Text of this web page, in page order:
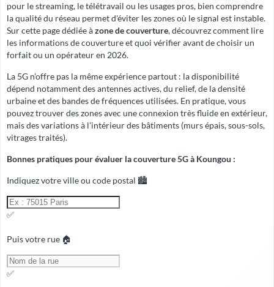
pour le streaming, le télétravail ou les usages pros, bien comprendre
la qualité du réseau permet d'éviter les zones où le signal est instable.
Sur cette page dédiée àzone de couverture, découvrez comment lire
les informations de couverture et quoi vérifier avant de choisir un
forfait ou un opérateur en 2026.
La 5G n'offre pas la même expérience partout : la disponibilité
dépend notamment des antennes actives, du relief, de la densité
urbaine et des bandes de fréquences utilisées. En pratique, vous
pouvez trouver des zones avec une connexion très fluide en extérieur,
mais des variations à l'intérieur des bâtiments (murs épais, sous-sols,
vitrages traités).
Bonnes pratiques pour évaluer la couverture 5G à Koungou :
Indiquez votre ville ou code postal 🏙️
✅
Puis votre rue 🏠
✅